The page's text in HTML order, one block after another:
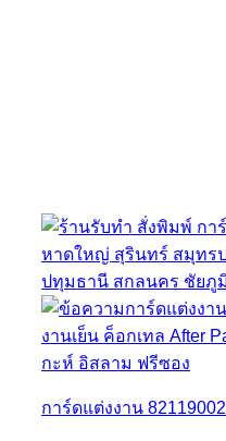
การ์ดแต่งงาน 82119002